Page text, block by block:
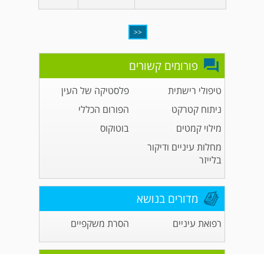
<<
פורומים קשורים
טיפולי רישתית
פלסטיקה של העין
ניתוח קטרקט
הפורום הכללי
מילוי קמטים
בוטוקוס
מחלות עיניים ודיקור
בלייזר
מדורים בנושא
רפואת עיניים הסרת משקפיים